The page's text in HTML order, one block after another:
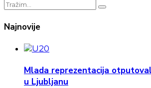
Najnovije
Mlada reprezentacija
u Ljubljanu